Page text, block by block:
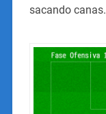
sacando canas.